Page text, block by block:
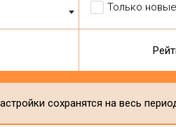
Только новые
сохранятся на весь